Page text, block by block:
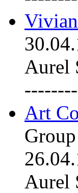
Aurel
Art
Aurel